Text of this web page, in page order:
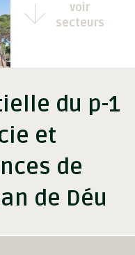
voir
secteurs
du p-1
et
de
de Déu